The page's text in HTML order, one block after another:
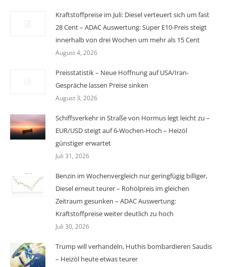
Kraftstoffpreise im Juli: Diesel verteuert sich um fast
28 Cent – ADAC Auswertung: Super E10-Preis steigt
innerhalb von drei Wochen um mehr als 15 Cent
August 4, 2026
Preisstatistik – Neue Hoffnung auf USA/Iran-
Gespräche lassen Preise sinken
August 3, 2026
Schiffsverkehr in Straße von Hormus legt leicht zu –
EUR/USD steigt auf 6-Wochen-Hoch – Heizöl
günstiger erwartet
Juli 31, 2026
Benzin im Wochenvergleich nur geringfügig billiger,
Diesel erneut teurer – Rohölpreis im gleichen
Zeitraum gesunken – ADAC Auswertung:
Kraftstoffpreise weiter deutlich zu hoch
Juli 30, 2026
Trump will verhandeln, Huthis bombardieren Saudis
– Heizöl heute etwas teurer